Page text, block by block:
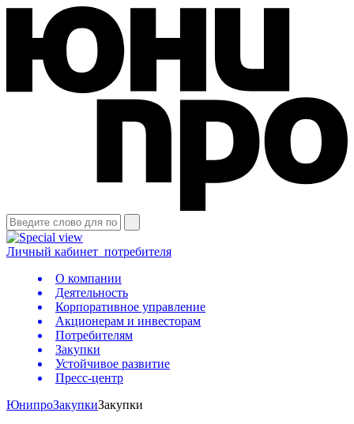
Личный кабинет потребителя
О компании
Деятельность
Корпоративное управление
Акционерам и инвесторам
Потребителям
Закупки
Устойчивое развитие
Пресс-центр
ЮнипроЗакупкиЗакупки